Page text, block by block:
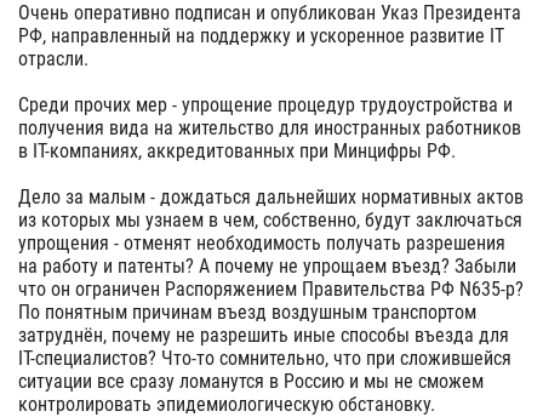
Очень оперативно подписан и опубликован Указ Президента
РФ, направленный на поддержку и ускоренное развитие IT
отрасли.
Среди прочих мер - упрощение процедур трудоустройства и
получения вида на жительство для иностранных работников
в IT-компаниях, аккредитованных при Минцифры РФ.
Дело за малым - дождаться дальнейших нормативных актов
из которых мы узнаем в чем, собственно, будут заключаться
упрощения - отменят необходимость получать разрешения
на работу и патенты? А почему не упрощаем въезд? Забыли
что он ограничен Распоряжением Правительства РФ N635-р?
По понятным причинам въезд воздушным транспортом
затруднён, почему не разрешить иные способы въезда для
IT-специалистов? Что-то сомнительно, что при сложившейся
ситуации все сразу ломанутся в Россию и мы не сможем
контролировать эпидемиологическую обстановку.